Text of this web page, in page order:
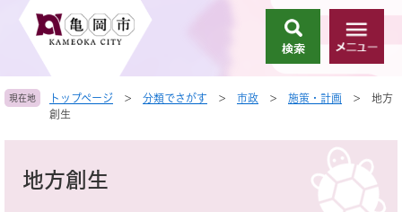
頭
す
飛
し
索
メ
ニ
ー
現在地 トップページ > 分類でさがす > 市政 > 施策・計画 >
地方
創生
地方創生